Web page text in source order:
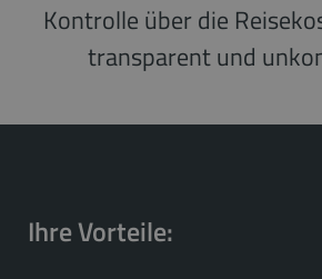
Kontrolle über die
transparent und
Ihre Vorteile: